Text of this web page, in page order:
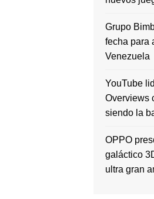
Grupo
fecha para
Venezuela
YouTube
Overviews
siendo la
OPPO
galáctico
ultra gran